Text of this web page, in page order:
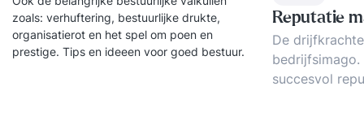
zoals: verhuftering, bestuurlijke drukte,
organisatierot en het spel om poen en
prestige. Tips en ideeen voor goed bestuur.
Reputatie
De
bedrijfsimago.
succesvol